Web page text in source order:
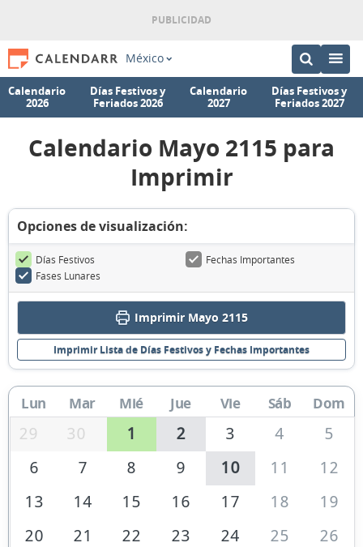
México
Calendario
2026
Días Festivos y
Feriados 2026
Calendario
2027
Días Festivos y
Feriados 2027
Calendario Mayo 2115 para
Imprimir
Opciones de visualización:
Días Festivos
Fechas Importantes
Fases Lunares
Imprimir Mayo 2115
Imprimir Lista de Días Festivos y Fechas Importantes
Lun Mar Mié Jue Vie Sáb Dom
29 30 1 2 3 4
5
6
7 8 9 10 11
12
13
14 15 16 17 18
19
20
21 22 23 24 25
26